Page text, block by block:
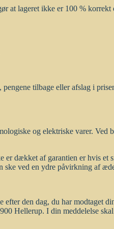
lageret ikke er 100 %
tilbage eller afslag i
og elektriske varer.
dækket af garantien er hvis
ske ved en ydre påvirkning af
den dag, du har modtaget
Hellerup. I din meddelelse